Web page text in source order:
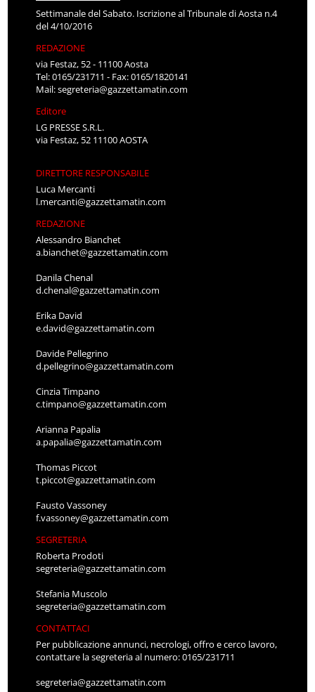
Settimanale del Sabato. Iscrizione al Tribunale di Aosta n.4
del 4/10/2016
REDAZIONE
via Festaz, 52 - 11100 Aosta
Tel: 0165/231711 - Fax: 0165/1820141
Mail:segreteria@gazzettamatin.com
Editore
LG PRESSE S.R.L.
via Festaz, 52 11100 AOSTA
DIRETTORE RESPONSABILE
Luca Mercanti
l.mercanti@gazzettamatin.com
REDAZIONE
Alessandro Bianchet
a.bianchet@gazzettamatin.com
Danila Chenal
d.chenal@gazzettamatin.com
Erika David
e.david@gazzettamatin.com
Davide Pellegrino
d.pellegrino@gazzettamatin.com
Cinzia Timpano
c.timpano@gazzettamatin.com
Arianna Papalia
a.papalia@gazzettamatin.com
Thomas Piccot
t.piccot@gazzettamatin.com
Fausto Vassoney
f.vassoney@gazzettamatin.com
SEGRETERIA
Roberta Prodoti
segreteria@gazzettamatin.com
Stefania Muscolo
segreteria@gazzettamatin.com
CONTATTACI
Per pubblicazione annunci, necrologi, offro e cerco lavoro,
contattare la segreteria al numero: 0165/231711
segreteria@gazzettamatin.com